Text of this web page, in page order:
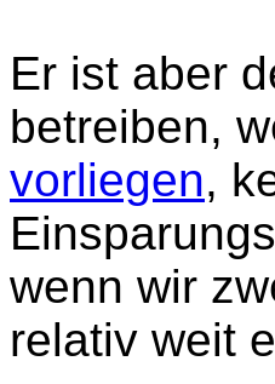
Er ist aber
betreiben,
vorliegen,
wenn wir
relativ weit